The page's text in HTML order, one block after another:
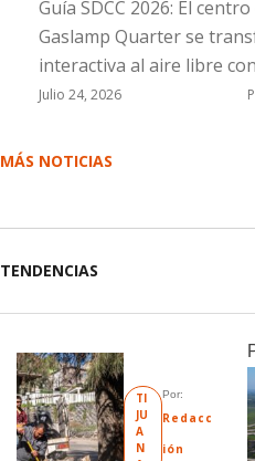
Guía SDCC 2026: ​El
Gaslamp Quarter se
interactiva al aire libre
inmersivas, cosplay y
Julio 24, 2026
MÁS NOTICIAS
TENDENCIAS
TI
JU
A
N
Por:
Redacc
ión